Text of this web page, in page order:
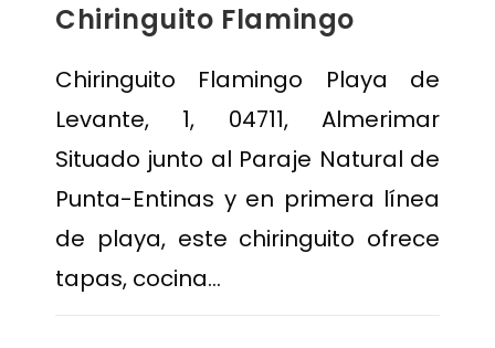
Chiringuito Flamingo
Chiringuito Flamingo Playa de
Levante, 1, 04711, Almerimar
Situado junto al Paraje Natural de
Punta-Entinas y en primera línea
de playa, este chiringuito ofrece
tapas, cocina…